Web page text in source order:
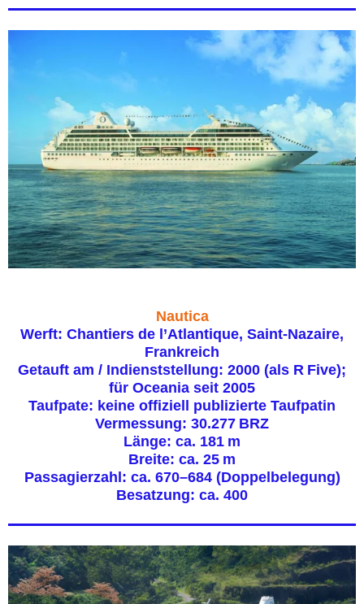
Nautica
Werft: Chantiers de l’Atlantique, Saint‑Nazaire,
Frankreich
Getauft am / Indienststellung: 2000 (als R Five);
für Oceania seit 2005
Taufpate: keine offiziell publizierte Taufpatin
Vermessung: 30.277 BRZ
Länge: ca. 181 m
Breite: ca. 25 m
Passagierzahl: ca. 670–684 (Doppelbelegung)
Besatzung: ca. 400